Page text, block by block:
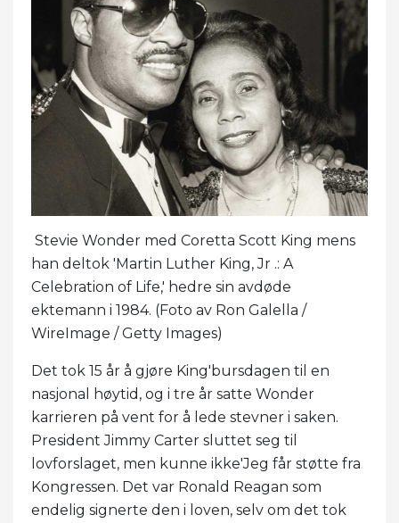
Stevie Wonder med Coretta Scott King mens
han deltok 'Martin Luther King, Jr .: A
Celebration of Life,' hedre sin avdøde
ektemann i 1984. (Foto av Ron Galella /
WireImage / Getty Images)
Det tok 15 år å gjøre King'bursdagen til en
nasjonal høytid, og i tre år satte Wonder
karrieren på vent for å lede stevner i saken.
President Jimmy Carter sluttet seg til
lovforslaget, men kunne ikke'Jeg får støtte fra
Kongressen. Det var Ronald Reagan som
endelig signerte den i loven, selv om det tok